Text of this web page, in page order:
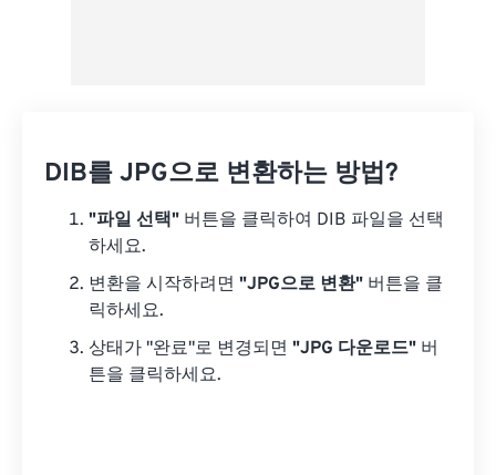
DIB를 JPG으로 변환하는 방법?
"파일 선택" 버튼을 클릭하여 DIB 파일을 선택
하세요.
변환을 시작하려면 "JPG으로 변환" 버튼을 클
릭하세요.
상태가 "완료"로 변경되면 "JPG 다운로드" 버
튼을 클릭하세요.